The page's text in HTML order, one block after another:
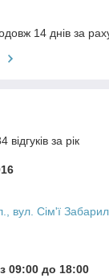
14 днів за
за рік
вул. Сім'ї
09:00 до 18:00